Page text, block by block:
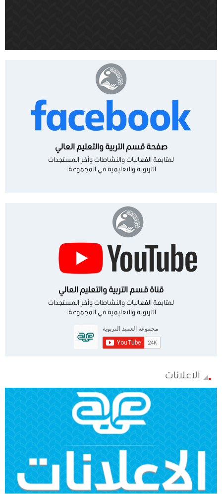
صفحة قسم التربية والتعليم العالي
لمتابعة الفعاليات والنشاطات وآخر المستجدات
التربوية والتعليمية في المجموعة.
قناة قسم التربية والتعليم العالي
لمتابعة الفعاليات والنشاطات وآخر المستجدات
التربوية والتعليمية في المجموعة.
الاعلانات